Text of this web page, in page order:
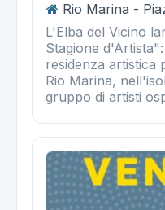
Rio Marina -
L'Elba del Vicino
Stagione
residenza artistica
Rio Marina,
gruppo di artisti